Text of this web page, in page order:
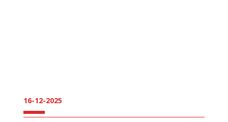
16-12-2025